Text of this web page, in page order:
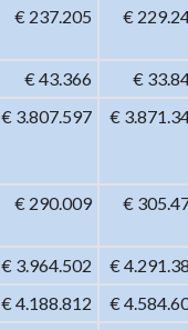
€ 237.205 €
€ 43.366
€
€ 3.807.597 €
€ 290.009 €
€ 3.964.502
€
€ 4.188.812
€